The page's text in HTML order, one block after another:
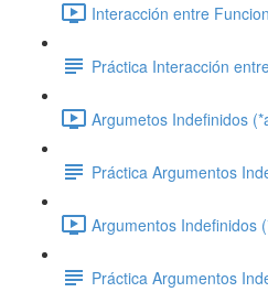
Interacción entre
Práctica Interacción
Argumetos Indefinidos
Práctica Argumentos
Argumentos Indefinidos
Práctica Argumentos